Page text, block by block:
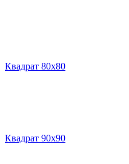
Квадрат 80х80
Квадрат 90х90